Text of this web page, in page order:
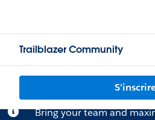
Trailblazer Community
Bring your team and